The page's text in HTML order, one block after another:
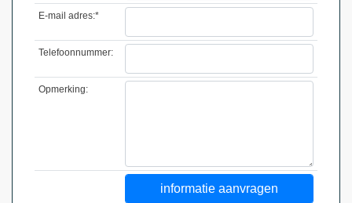
E-mail adres:*
Telefoonnummer:
Opmerking: